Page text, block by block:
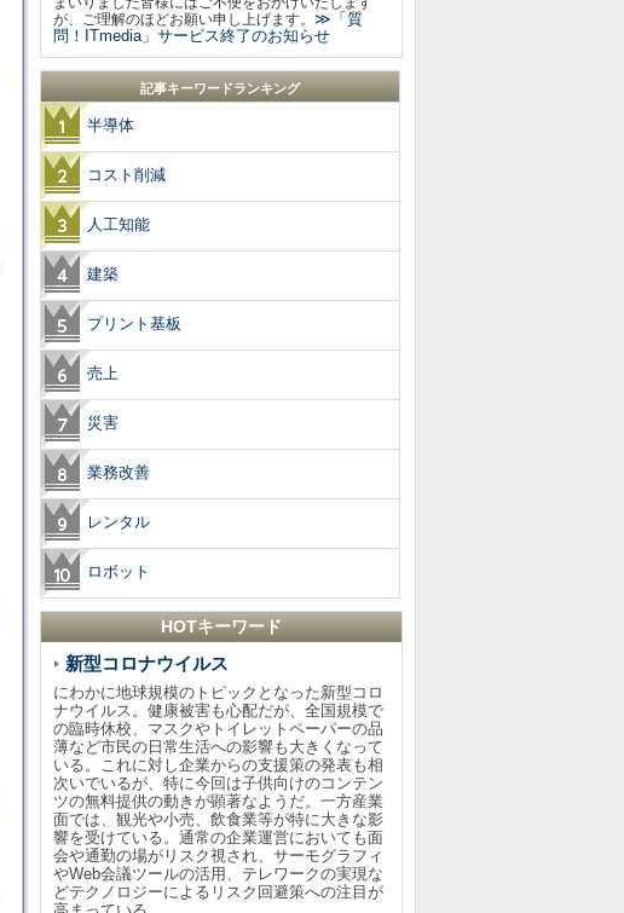
が、ご理解のほどお願い申し上げます。 ≫「質
問！ITmedia」サービス終了のお知らせ
記事キーワードランキング
半導体
コスト削減
人工知能
建築
プリント基板
売上
災害
業務改善
レンタル
ロボット
HOTキーワード
新型コロナウイルス
にわかに地球規模のトピックとなった新型コロ
ナウイルス。健康被害も心配だが、全国規模で
の臨時休校、マスクやトイレットペーパーの品
薄など市民の日常生活への影響も大きくなって
いる。これに対し企業からの支援策の発表も相
次いでいるが、特に今回は子供向けのコンテン
ツの無料提供の動きが顕著なようだ。一方産業
面では、観光や小売、飲食業等が特に大きな影
響を受けている。通常の企業運営においても面
会や通勤の場がリスク視され、サーモグラフィ
やWeb会議ツールの活用、テレワークの実現な
どテクノロジーによるリスク回避策への注目が